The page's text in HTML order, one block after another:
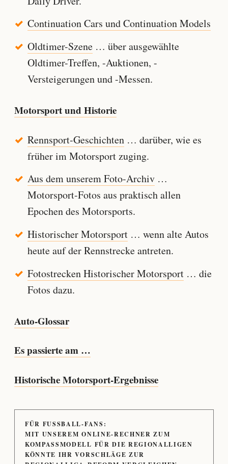
Continuation Cars und Continuation Models
Oldtimer-Szene… über ausgewählte
Oldtimer-Treffen, -Auktionen, -
Versteigerungen und -Messen.
Motorsport und Historie
Rennsport-Geschichten… darüber, wie es
früher im Motorsport zuging.
Aus dem unserem Foto-Archiv…
Motorsport-Fotos aus praktisch allen
Epochen des Motorsports.
Historischer Motorsport… wenn alte Autos
heute auf der Rennstrecke antreten.
Fotostrecken Historischer Motorsport… die
Fotos dazu.
Auto-Glossar
Es passierte am …
Historische Motorsport-Ergebnisse
FÜR FUSSBALL-FANS:
MIT UNSEREM ONLINE-RECHNER ZUM
KOMPASSMODELL FÜR DIE REGIONALLIGEN
KÖNNTE IHR VORSCHLÄGE ZUR